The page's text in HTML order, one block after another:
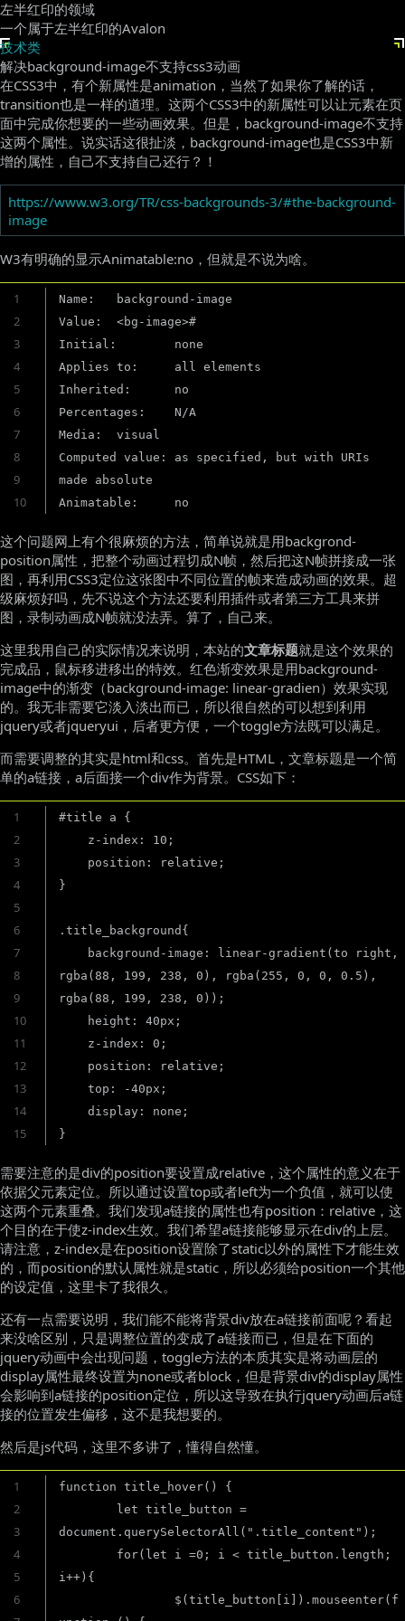
左半红印的领域
一个属于左半红印的Avalon
技术类
解决background-image不支持css3动画
在CSS3中，有个新属性是animation，当然了如果你了解的话，
transition也是一样的道理。这两个CSS3中的新属性可以让元素在页
面中完成你想要的一些动画效果。但是，background-image不支持
这两个属性。说实话这很扯淡，background-image也是CSS3中新
增的属性，自己不支持自己还行？！
https://www.w3.org/TR/css-backgrounds-3/#the-background-
image
W3有明确的显示Animatable:no，但就是不说为啥。
Name:	background-image
Value:	<bg-image>#
Initial:	none
Applies to:	all elements
Inherited:	no
Percentages:	N/A
Media:	visual
Computed value:	as specified, but with URIs
made absolute
Animatable:	no
1
2
3
4
5
6
7
8
9
10
这个问题网上有个很麻烦的方法，简单说就是用backgrond-
position属性，把整个动画过程切成N帧，然后把这N帧拼接成一张
图，再利用CSS3定位这张图中不同位置的帧来造成动画的效果。超
级麻烦好吗，先不说这个方法还要利用插件或者第三方工具来拼
图，录制动画成N帧就没法弄。算了，自己来。
这里我用自己的实际情况来说明，本站的文章标题就是这个效果的
完成品，鼠标移进移出的特效。红色渐变效果是用background-
image中的渐变（background-image: linear-gradien）效果实现
的。我无非需要它淡入淡出而已，所以很自然的可以想到利用
jquery或者jqueryui，后者更方便，一个toggle方法既可以满足。
而需要调整的其实是html和css。首先是HTML，文章标题是一个简
单的a链接，a后面接一个div作为背景。CSS如下：
#title a {
}
.title_background{
rgba(88, 199, 238, 0), rgba(255, 0, 0, 0.5),
rgba(88, 199, 238, 0));
}
1
2
3
4
5
6
7
8
9
10
11
12
13
14
15
需要注意的是div的position要设置成relative，这个属性的意义在于
依据父元素定位。所以通过设置top或者left为一个负值，就可以使
这两个元素重叠。我们发现a链接的属性也有position：relative，这
个目的在于使z-index生效。我们希望a链接能够显示在div的上层。
请注意，z-index是在position设置除了static以外的属性下才能生效
的，而position的默认属性就是static，所以必须给position一个其他
的设定值，这里卡了我很久。
还有一点需要说明，我们能不能将背景div放在a链接前面呢？看起
来没啥区别，只是调整位置的变成了a链接而已，但是在下面的
jquery动画中会出现问题，toggle方法的本质其实是将动画层的
display属性最终设置为none或者block，但是背景div的display属性
会影响到a链接的position定位，所以这导致在执行jquery动画后a链
接的位置发生偏移，这不是我想要的。
然后是js代码，这里不多讲了，懂得自然懂。
function title_hover() {
document.querySelectorAll(".title_content");
i++){
1
2
3
4
5
6